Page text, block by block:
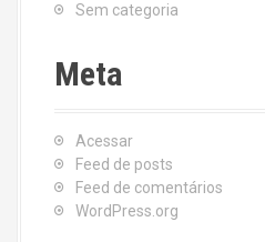
Sem categoria
Meta
Acessar
Feed de posts
Feed de comentários
WordPress.org